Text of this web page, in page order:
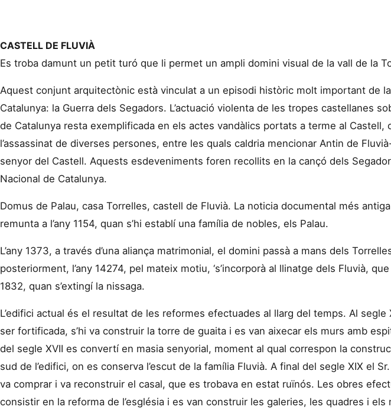
CASTELL DE FLUVIÀ
Es troba damunt un petit turó que li permet un ampli domini visual de la vall de la
Aquest conjunt arquitectònic està vinculat a un episodi històric molt important de
Catalunya: la Guerra dels Segadors. L’actuació violenta de les tropes castellanes
de Catalunya resta exemplificada en els actes vandàlics portats a terme al Castell,
l’assassinat de diverses persones, entre les quals caldria mencionar Antin de
senyor del Castell. Aquests esdeveniments foren recollits en la cançó dels
Nacional de Catalunya.
Domus de Palau, casa Torrelles, castell de Fluvià. La noticia documental més
remunta a l’any 1154, quan s’hi establí una família de nobles, els Palau.
L’any 1373, a través d’una aliança matrimonial, el domini passà a mans dels
posteriorment, l’any 14274, pel mateix motiu, ‘s’incorporà al llinatge dels Fluvià,
1832, quan s’extingí la nissaga.
L’edifici actual és el resultat de les reformes efectuades al llarg del temps. Al segle
ser fortificada, s’hi va construir la torre de guaita i es van aixecar els murs amb
del segle XVII es convertí en masia senyorial, moment al qual correspon la
sud de l’edifici, on es conserva l’escut de la família Fluvià. A final del segle XIX el
va comprar i va reconstruir el casal, que es trobava en estat ruïnós. Les obres
consistir en la reforma de l’església i es van construir les galeries, les quadres i els